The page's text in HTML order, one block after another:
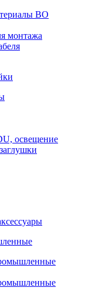
ВО
монтажа
освещение